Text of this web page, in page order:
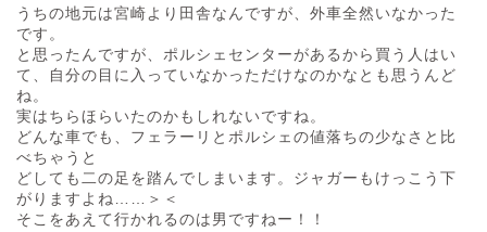
うちの地元は宮崎より田舎なんですが、外車全然いなかった
です。
と思ったんですが、ポルシェセンターがあるから買う人はい
て、自分の目に入っていなかっただけなのかなとも思うんど
ね。
実はちらほらいたのかもしれないですね。
どんな車でも、フェラーリとポルシェの値落ちの少なさと比
べちゃうと
どしても二の足を踏んでしまいます。ジャガーもけっこう下
がりますよね……＞＜
そこをあえて行かれるのは男ですねー！！